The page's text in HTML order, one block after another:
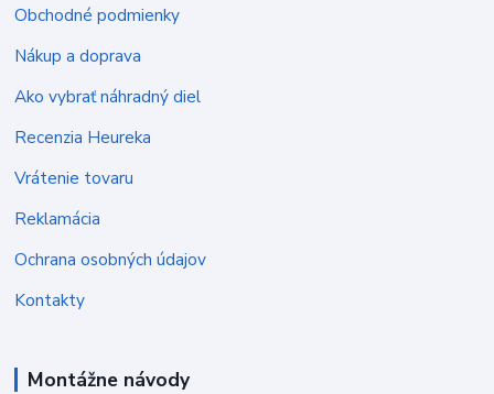
Obchodné podmienky
Nákup a doprava
Ako vybrať náhradný diel
Recenzia Heureka
Vrátenie tovaru
Reklamácia
Ochrana osobných údajov
Kontakty
Montážne návody